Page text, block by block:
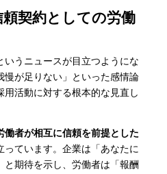
契約としての労働
うニュースが目立つようにな
慢が足りない」といった感情論
活動に対する根本的な見直し
働者が相互に信頼を前提とした
っています。企業は「あなたに
と期待を示し、労働者は「報酬